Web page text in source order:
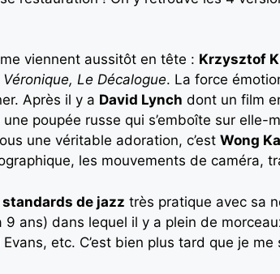
viennent aussitôt en tête : Krzysztof
Le Décalogue. La force
Après il y a David Lynch dont un film
poupée russe qui s’emboîte sur elle-
une véritable adoration, c’est Wong
les mouvements de
standards de jazz très pratique avec sa
ans) dans lequel il y a plein de
Evans, etc. C’est bien plus tard que je